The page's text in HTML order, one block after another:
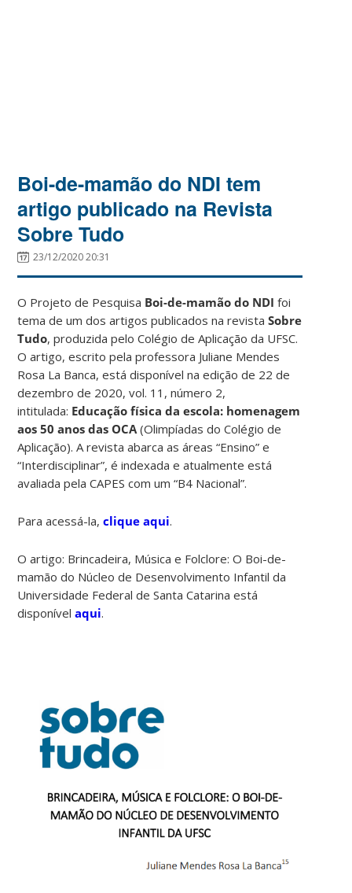
Boi-de-mamão do NDI tem
artigo publicado na Revista
Sobre Tudo
23/12/2020 20:31
O Projeto de Pesquisa Boi-de-mamão do NDI foi
tema de um dos artigos publicados na revistaSobre
Tudo, produzida pelo Colégio de Aplicação da UFSC.
O artigo, escrito pela professora Juliane Mendes
Rosa La Banca, está disponível na edição de 22 de
dezembro de 2020, vol. 11, número 2,
intitulada: Educação física da escola: homenagem
aos 50 anos das OCA (Olimpíadas do Colégio de
Aplicação). A revista abarca as áreas “Ensino” e
“Interdisciplinar”, é indexada e atualmente está
avaliada pela CAPES com um “B4 Nacional”.
Para acessá-la,clique aqui.
O artigo: Brincadeira, Música e Folclore: O Boi-de-
mamão do Núcleo de Desenvolvimento Infantil da
Universidade Federal de Santa Catarina está
disponívelaqui.